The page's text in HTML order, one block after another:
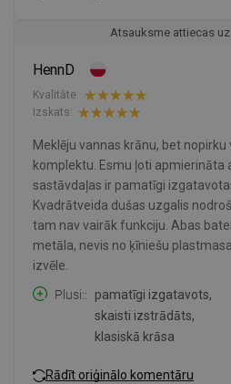
Atsauksme attiecas
HennD
Kvalitāte:
Izskats:
Meklēju vannas krānu, bet nopirku
komplektu. Esmu ļoti apmierināta
sastāvdaļas ir pamatīgi
Kvadrātveida dušas uzgalis
tam nav vairāk funkciju. Abas
metāla, nevis no ķīniešu
izvēle.
Plusi:
pamatīgi izgatavots,
skaisti izstrādāts,
klasiskā krāsa
Rādīt oriģinālo komentāru